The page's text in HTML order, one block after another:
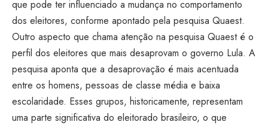
que pode ter influenciado a mudança no comportamento
dos eleitores, conforme apontado pela pesquisa Quaest.
Outro aspecto que chama atenção na pesquisa Quaest é o
perfil dos eleitores que mais desaprovam o governo Lula. A
pesquisa aponta que a desaprovação é mais acentuada
entre os homens, pessoas de classe média e baixa
escolaridade. Esses grupos, historicamente, representam
uma parte significativa do eleitorado brasileiro, o que